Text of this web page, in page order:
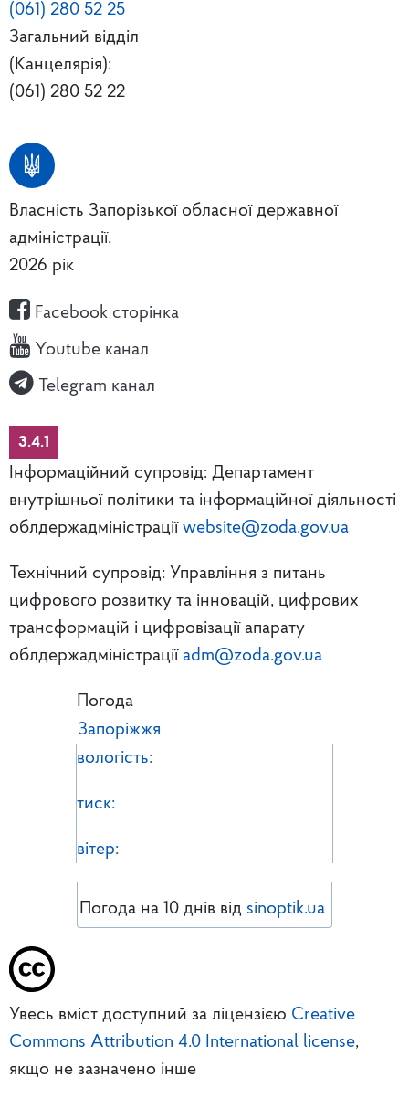
(061) 280 52 25
Загальний відділ
(Канцелярія):
(061) 280 52 22
Власність Запорізької обласної державної
адміністрації.
2026 рік
Facebook сторінка
Youtube канал
Telegram канал
3.4.1
Інформаційний супровід: Департамент
внутрішньої політики та інформаційної діяльності
облдержадміністрації website@zoda.gov.ua
Технічний супровід: Управління з питань
цифрового розвитку та інновацій, цифрових
трансформацій і цифровізації апарату
облдержадміністрації adm@zoda.gov.ua
Погода
Запоріжжя
вологість:
тиск:
вітер:
Погода на 10 днів від sinoptik.ua
Увесь вміст доступний за ліцензією Creative
Commons Attribution 4.0 International license,
якщо не зазначено інше